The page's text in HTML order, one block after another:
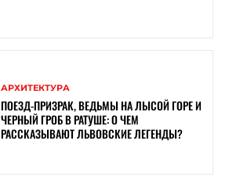
АРХИТЕКТУРА
ПОЕЗД-ПРИЗРАК, ВЕДЬМЫ НА ЛЫСОЙ ГОРЕ И
ЧЕРНЫЙ ГРОБ В РАТУШЕ: О ЧЕМ
РАССКАЗЫВАЮТ ЛЬВОВСКИЕ ЛЕГЕНДЫ?